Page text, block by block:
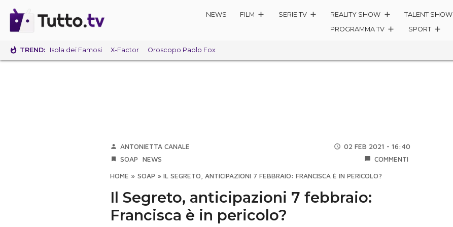
NEWS FILM SERIE TV REALITY SHOW TALENT SHOW
PROGRAMMA TV
SPORT
TREND: Isola dei Famosi X-Factor Oroscopo Paolo Fox
ANTONIETTA CANALE
02 FEB 2021 - 16:40
SOAP
NEWS COMMENTI
HOME » SOAP » IL SEGRETO, ANTICIPAZIONI 7 FEBBRAIO: FRANCISCA È IN PERICOLO?
Il Segreto, anticipazioni 7 febbraio:
Francisca è in pericolo?